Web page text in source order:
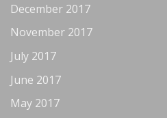
December 2017
November 2017
July 2017
June 2017
May 2017